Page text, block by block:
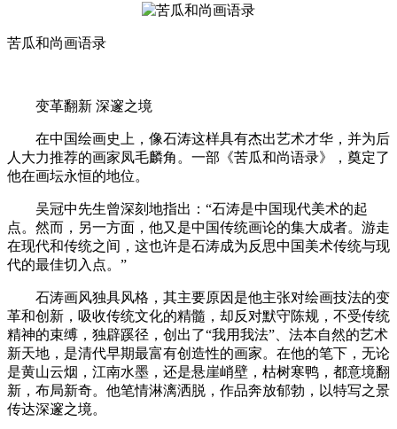
苦瓜和尚画语录
变革翻新 深邃之境
在中国绘画史上，像石涛这样具有杰出艺术才华，并为后
人大力推荐的画家凤毛麟角。一部《苦瓜和尚语录》，奠定了
他在画坛永恒的地位。
吴冠中先生曾深刻地指出：“石涛是中国现代美术的起
点。然而，另一方面，他又是中国传统画论的集大成者。游走
在现代和传统之间，这也许是石涛成为反思中国美术传统与现
代的最佳切入点。”
石涛画风独具风格，其主要原因是他主张对绘画技法的变
革和创新，吸收传统文化的精髓，却反对默守陈规，不受传统
精神的束缚，独辟蹊径，创出了“我用我法”、法本自然的艺术
新天地，是清代早期最富有创造性的画家。在他的笔下，无论
是黄山云烟，江南水墨，还是悬崖峭壁，枯树寒鸭，都意境翻
新，布局新奇。他笔情淋漓洒脱，作品奔放郁勃，以特写之景
传达深邃之境。